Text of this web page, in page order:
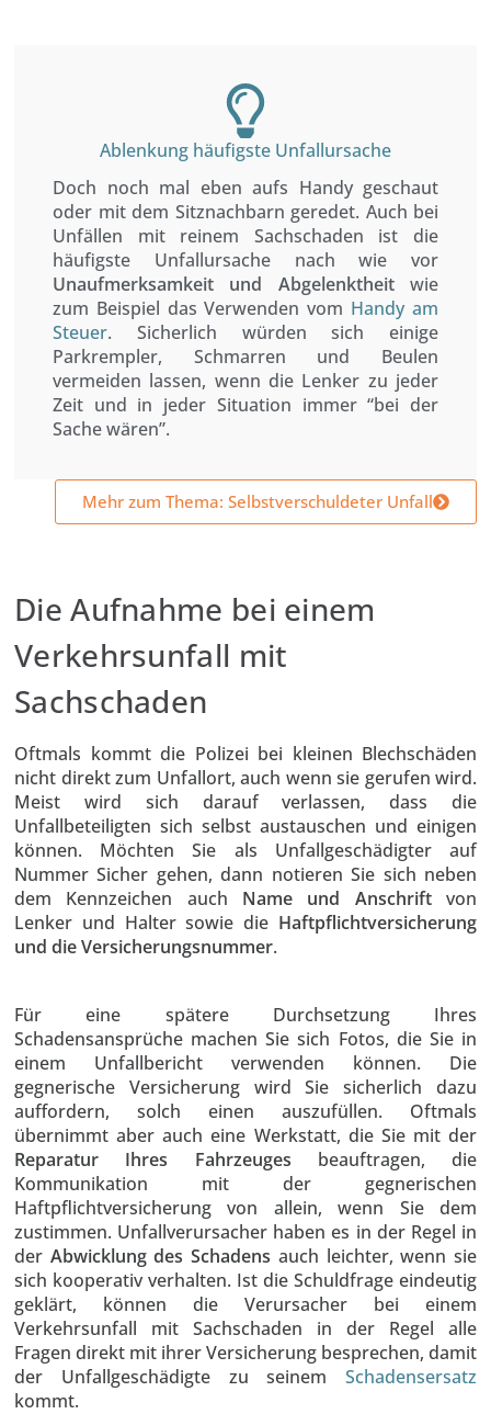
Ablenkung häufigste Unfallursache
Doch noch mal eben aufs Handy geschaut
oder mit dem Sitznachbarn geredet. Auch bei
Unfällen mit reinem Sachschaden ist die
häufigste Unfallursache nach wie vor
Unaufmerksamkeit und Abgelenktheitwie
zum Beispiel das Verwenden vom Handy am
Steuer. Sicherlich würden sich einige
Parkrempler, Schmarren und Beulen
vermeiden lassen, wenn die Lenker zu jeder
Zeit und in jeder Situation immer “bei der
Sache wären”.
Mehr zum Thema: Selbstverschuldeter Unfall
Die Aufnahme bei einem
Verkehrsunfall mit
Sachschaden
Oftmals kommt die Polizei bei kleinen Blechschäden
nicht direkt zum Unfallort, auch wenn sie gerufen wird.
Meist wird sich darauf verlassen, dass die
Unfallbeteiligten sich selbst austauschen und einigen
können. Möchten Sie als Unfallgeschädigter auf
Nummer Sicher gehen, dann notieren Sie sich neben
dem Kennzeichen auch Name und Anschrift von
Lenker und Halter sowie die Haftpflichtversicherung
und die Versicherungsnummer.
Für eine spätere Durchsetzung Ihres
Schadensansprüche machen Sie sich Fotos, die Sie in
einem Unfallbericht verwenden können. Die
gegnerische Versicherung wird Sie sicherlich dazu
auffordern, solch einen auszufüllen. Oftmals
übernimmt aber auch eine Werkstatt, die Sie mit der
Reparatur Ihres Fahrzeuges beauftragen, die
Kommunikation mit der gegnerischen
Haftpflichtversicherung von allein, wenn Sie dem
zustimmen. Unfallverursacher haben es in der Regel in
der Abwicklung des Schadens auch leichter, wenn sie
sich kooperativ verhalten. Ist die Schuldfrage eindeutig
geklärt, können die Verursacher bei einem
Verkehrsunfall mit Sachschaden in der Regel alle
Fragen direkt mit ihrer Versicherung besprechen, damit
der Unfallgeschädigte zu seinem Schadensersatz
kommt.